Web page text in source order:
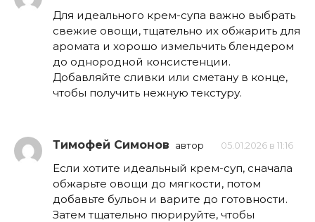
Для идеального крем-супа важно выбрать
свежие овощи, тщательно их обжарить для
аромата и хорошо измельчить блендером
до однородной консистенции.
Добавляйте сливки или сметану в конце,
чтобы получить нежную текстуру.
Тимофей Симонов автор 05.01.2026 в 11:16
Если хотите идеальный крем-суп, сначала
обжарьте овощи до мягкости, потом
добавьте бульон и варите до готовности.
Затем тщательно пюрируйте, чтобы